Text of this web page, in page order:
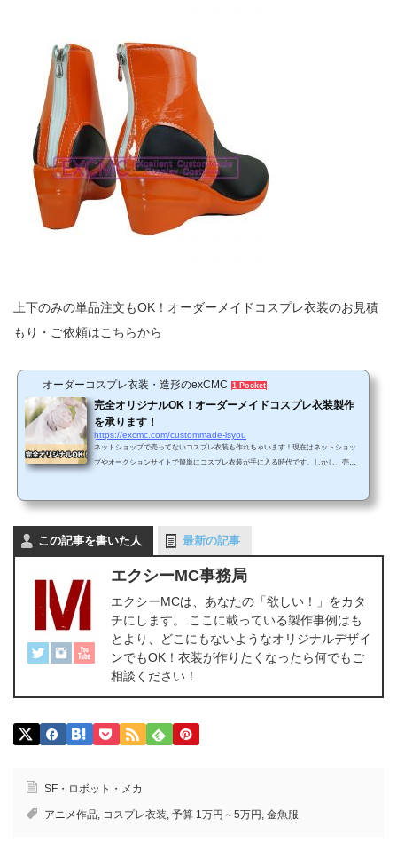
上下のみの単品注文もOK！オーダーメイドコスプレ衣装のお見積
もり・ご依頼はこちらから
オーダーコスプレ衣装・造形のexCMC 1 Pocket
完全オリジナルOK！オーダーメイドコスプレ衣装製作
を承ります！
https://excmc.com/custommade-isyou
ネットショップで売ってないコスプレ衣装も作れちゃいます！現在はネットショッ
プやオークションサイトで簡単にコスプレ衣装が手に入る時代です。しかし、売ら
いうケースが少なくありません。また、スマホアプリのゲーム(ソシャゲ)のキャラだ
という方も多いものです。…そんなお悩みをお持ちのコス...
この記事を書いた人 最新の記事
エクシーMC事務局
エクシーMCは、あなたの「欲しい！」をカタ
チにします。 ここに載っている製作事例はも
とより、どこにもないようなオリジナルデザイ
ンでもOK！衣装が作りたくなったら何でもご
相談ください！
SF・ロボット・メカ
アニメ作品, コスプレ衣装, 予算 1万円～5万円 , 金魚服